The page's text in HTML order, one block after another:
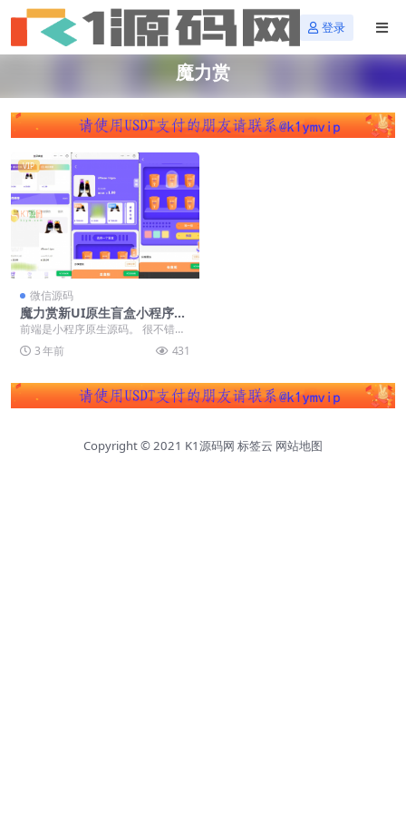
登录
魔力赏
VIP
微信源码
魔力赏新UI原生盲盒小程序源
码下载【亲测源码】
前端是小程序原生源码。 很不错的
一款盲盒小程序。 完全没有毛病，
非常适合研究学习...
3 年前 431
Copyright © 2021 K1源码网 标签云 网站地图